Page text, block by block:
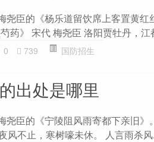
尧臣的《杨乐道留饮席上客置黄
药》 宋代 梅尧臣 洛阳贾牡丹，江
0 739 国防招生
出处是哪里
尧臣的《宁陵阻风雨寄都下亲旧
风不止，寒树嚎未休。 人言雨杀风